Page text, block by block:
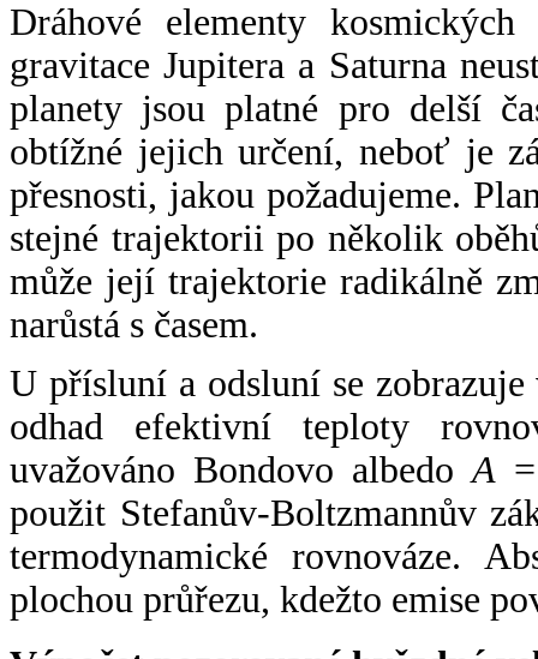
Dráhové elementy
gravitace Jupitera a Saturna
planety jsou platné pro delší
obtížné jejich určení, neboť je
přesnosti, jakou požadujeme.
stejné trajektorii po několik
může její trajektorie radikálně
narůstá s časem.
U přísluní a odsluní se
odhad efektivní teploty
uvažováno Bondovo albedoA
použit Stefanův-Boltzmannův
termodynamické rovnováze.
plochou průřezu, kdežto emise